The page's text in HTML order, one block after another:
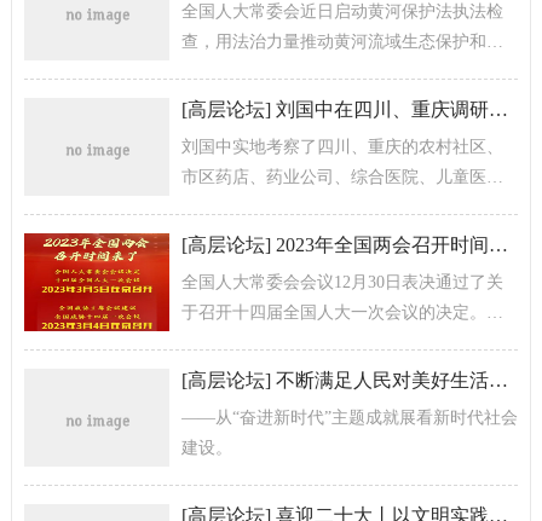
全国人大常委会近日启动黄河保护法执法检
查，用法治力量推动黄河流域生态保护和高
[高层论坛] 刘国中在四川、重庆调研：做好新阶段疫情防控工作
刘国中实地考察了四川、重庆的农村社区、
市区药店、药业公司、综合医院、儿童医
抗疫一线的医护人员和社区工作人员，并主...
[高层论坛] 2023年全国两会召开时间来了
全国人大常委会会议12月30日表决通过了关
于召开十四届全国人大一次会议的决定。政
建议全国政协十四届一次会议于20...
[高层论坛] 不断满足人民对美好生活的向往
——从“奋进新时代”主题成就展看新时代社会
建设。
[高层论坛] 喜迎二十大丨以文明实践汇聚前行力量